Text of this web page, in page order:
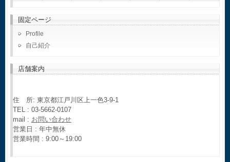
固定ページ
Profile
自己紹介
店舗案内
住 所: 東京都江戸川区上一色3-9-1
TEL : 03-5662-0107
mail : お問い合わせ
営業日 : 年中無休
営業時間 : 9:00～19:00